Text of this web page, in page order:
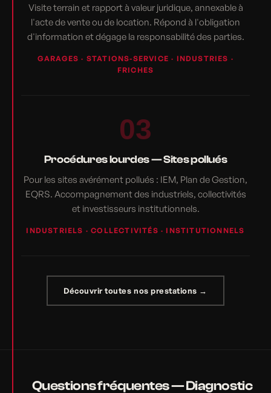
Visite terrain et rapport à valeur juridique, annexable à
l'acte de vente ou de location. Répond à l'obligation
d'information et dégage la responsabilité des parties.
GARAGES · STATIONS-SERVICE · INDUSTRIES ·
FRICHES
03
Procédures lourdes — Sites pollués
Pour les sites avérément pollués : IEM, Plan de Gestion,
EQRS. Accompagnement des industriels, collectivités
et investisseurs institutionnels.
INDUSTRIELS · COLLECTIVITÉS · INSTITUTIONNELS
Découvrir toutes nos prestations →
Questions fréquentes — Diagnostic